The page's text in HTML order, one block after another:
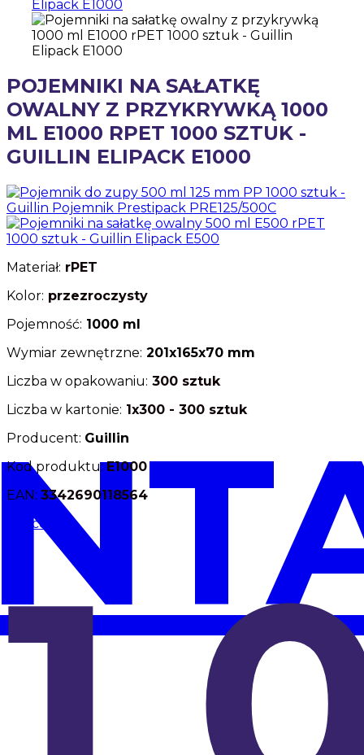
POJEMNIKI NA SAŁATKĘ
OWALNY Z PRZYKRYWKĄ 1000
ML E1000 RPET 1000 SZTUK -
GUILLIN ELIPACK E1000
Materiał: rPET
Kolor: przezroczysty
Pojemność: 1000 ml
Wymiar zewnętrzne: 201x165x70 mm
Liczba w opakowaniu: 300 sztuk
Liczba w kartonie: 1x300 - 300 sztuk
Producent: Guillin
Kod produktu:E1000
EAN: 3342690118564
Więcej